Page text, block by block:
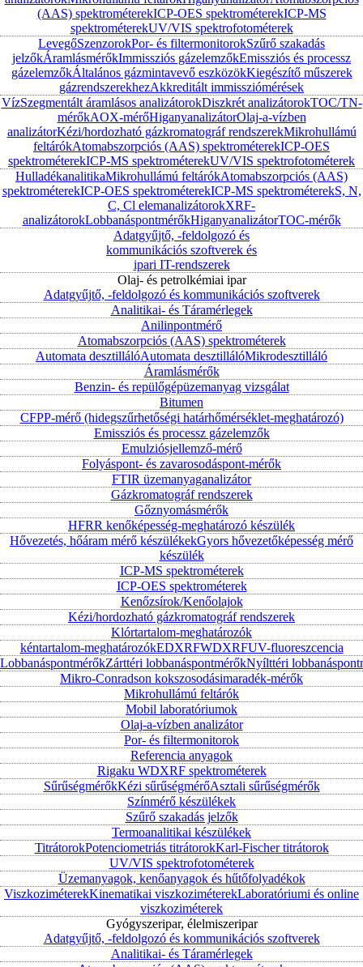
(AAS) spektrométerekICP-OES spektrométerekICP-MS
spektrométerekUV/VIS spektrofotométerek
LevegőSzenzorokPor- és filtermonitorokSzűrő szakadás
jelzőkÁramlásmérőkImmissziós gázelemzőkEmissziós és processz
gázelemzőkÁltalános gázmintavevő eszközökKiegészítő műszerek
gázrendszerekhezAkkreditált immissziómérések
VízSzegmentált áramlásos analizátorokDiszkrét analizátorokTOC/TN-
mérőkAOX-mérőHiganyanalizátorOlaj-a-vízben
analizátorKézi/hordozható gázkromatográf rendszerekMikrohullámú
feltárókAtomabszorpciós (AAS) spektrométerekICP-OES
spektrométerekICP-MS spektrométerekUV/VIS spektrofotométerek
HulladékanalitikaMikrohullámú feltárókAtomabszorpciós (AAS)
spektrométerekICP-OES spektrométerekICP-MS spektrométerekS, N,
C, Cl elemanalizátorokXRF-
analizátorokLobbanáspontmérőkHiganyanalizátorTOC-mérők
Adatgyűjtő, -feldolgozó és
kommunikációs szoftverek és
ipari IT-rendszerek
Olaj- és petrolkémiai ipar
Adatgyűjtő, -feldolgozó és kommunikációs szoftverek
Analitikai- és Táramérlegek
Anilinpontmérő
Atomabszorpciós (AAS) spektrométerek
Automata desztillálóAutomata desztillálóMikrodesztilláló
Áramlásmérők
Benzin- és repülőgépüzemanyag vizsgálat
Bitumen
CFPP-mérő (hidegszűrhetőségi határhőmérséklet-meghatározó)
Emissziós és processz gázelemzők
Emulziósjellemző-mérő
Folyáspont- és zavarosodáspont-mérők
FTIR üzemanyaganalizátor
Gázkromatográf rendszerek
Gőznyomásmérők
HFRR kenőképesség-meghatározó készülék
Hővezetés, hőáram mérő készülékekGyors hővezetőképesség mérő
készülék
ICP-MS spektrométerek
ICP-OES spektrométerek
Kenőzsírok/Kenőolajok
Kézi/hordozható gázkromatográf rendszerek
Klórtartalom-meghatározók
kéntartalom-meghatározókEDXRFWDXRFUV-fluoreszcencia
LobbanáspontmérőkZárttéri lobbanáspontmérőkNyílttéri
Mikro-Conradson kokszosodásimaradék-mérők
Mikrohullámú feltárók
Mobil laboratóriumok
Olaj-a-vízben analizátor
Por- és filtermonitorok
Referencia anyagok
Rigaku WDXRF spektrométerek
SűrűségmérőkKézi sűrűségmérőAsztali sűrűségmérők
Színmérő készülékek
Szűrő szakadás jelzők
Termoanalitikai készülékek
TitrátorokPotenciometriás titrátorokKarl-Fischer titrátorok
UV/VIS spektrofotométerek
Üzemanyagok, kenőanyagok és hűtőfolyadékok
ViszkoziméterekKinematikai viszkoziméterekLaboratóriumi és online
viszkoziméterek
Gyógyszeripar, élelmiszeripar
Adatgyűjtő, -feldolgozó és kommunikációs szoftverek
Analitikai- és Táramérlegek